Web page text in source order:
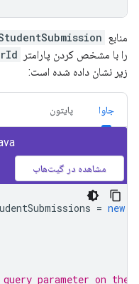
منابع
را با مشخص کردن پارامتر
زیر نشان داده شده است:
جاوا پایتون
مشاهده در گیت‌هاب
= new
parameter on the